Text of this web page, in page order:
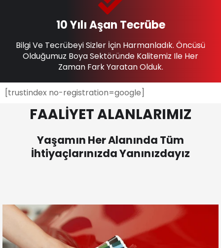
10 Yılı Aşan Tecrübe
Bilgi Ve Tecrübeyi Sizler İçin Harmanladık. Öncüsü
Olduğumuz Boya Sektöründe Kalitemiz Ile Her
Zaman Fark Yaratan Olduk.
[trustindex no-registration=google]
FAALİYET ALANLARIMIZ
Yaşamın Her Alanında Tüm
İhtiyaçlarınızda Yanınızdayız